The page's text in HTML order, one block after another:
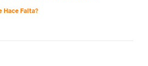
Hace Falta?